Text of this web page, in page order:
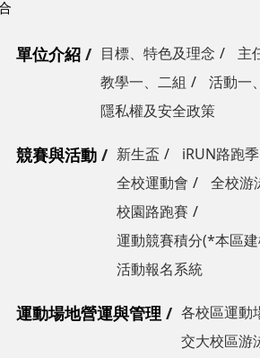
單位介紹 目標、特色及理念 主
教學一、二組
活動一
隱私權及安全政策
競賽與活動 新生盃 iRUN路跑季
全校運動會
全校游
校園路跑賽
運動競賽積分(*本區
活動報名系統
運動場地營運與管理 各校區運動
交大校區游